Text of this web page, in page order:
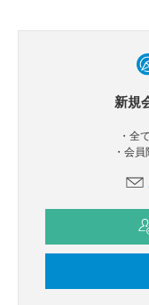
新規
・全
・会